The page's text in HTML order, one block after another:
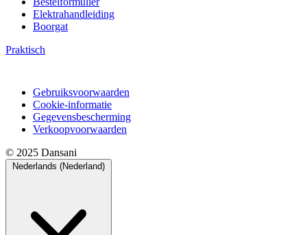
Elektrahandleiding
Boorgat
Praktisch
Gebruiksvoorwaarden
Cookie-informatie
Gegevensbescherming
Verkoopvoorwaarden
© 2025 Dansani
Nederlands (Nederland)